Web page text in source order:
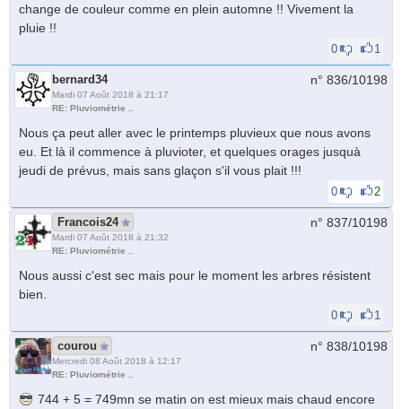
change de couleur comme en plein automne !! Vivement la
pluie !!
0 1
bernard34
Mardi 07 Août 2018 à 21:17
RE: Pluviométrie ..
n° 836/10198
Nous ça peut aller avec le printemps pluvieux que nous avons
eu. Et là il commence à pluvioter, et quelques orages jusquà
jeudi de prévus, mais sans glaçon s'il vous plait !!!
0 2
Francois24
Mardi 07 Août 2018 à 21:32
RE: Pluviométrie ..
n° 837/10198
Nous aussi c'est sec mais pour le moment les arbres résistent
bien.
0 1
courou
Mercredi 08 Août 2018 à 12:17
RE: Pluviométrie ..
n° 838/10198
744 + 5 = 749mn se matin on est mieux mais chaud encore